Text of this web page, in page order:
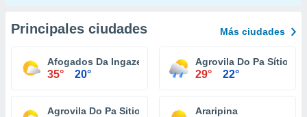
Principales ciudades Más ciudades
Afogados Da Ingazeira
35° 20°
Agrovila Do Pa Sítio I
29° 22°
Agrovila Do Pa Sitio Jorge Araripina